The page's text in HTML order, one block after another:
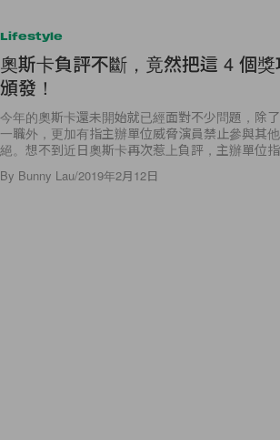
Lifestyle
奧斯卡負評不斷，竟然把這 4 個
頒發！
今年的奧斯卡還未開始就已經面對不少問題，除
一職外，更加有指主辦單位威脅演員禁止參與其
絕。想不到近日奧斯卡再次惹上負評，主辦單位
By Bunny Lau/2019年2月12日